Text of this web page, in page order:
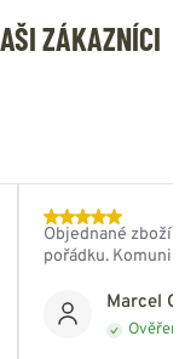
ZÁKAZNÍCI
Marcel
Objednané zboží
pořádku.